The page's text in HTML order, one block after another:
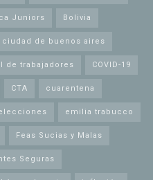
Juniors Bolivia
ciudad de buenos aires
de trabajadores COVID-19
CTA cuarentena
emilia trabucco
Feas Sucias y Malas
Seguras